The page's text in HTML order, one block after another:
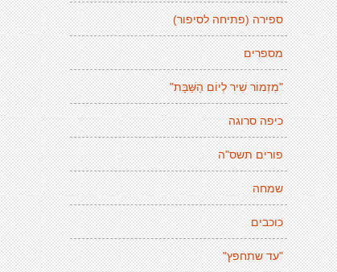
ספירה (פתיחה לסיפור)
מספרים
"מִזְמוֹר שִׁיר לְיוֹם הַשַּׁבָּת"
כיפה סרוגה
פורים תשס"ה
שמחה
כוכבים
"עד שתחפץ"